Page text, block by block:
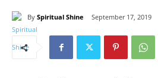
By Spiritual Shine September 17, 2019